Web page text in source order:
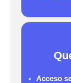
Acceso